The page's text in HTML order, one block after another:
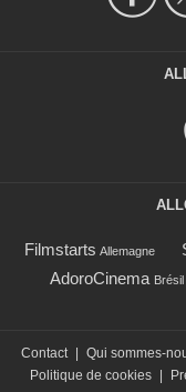
Filmstarts Allemagne
AdoroCinema Brésil
Contact Qui sommes-
Politique de cookies